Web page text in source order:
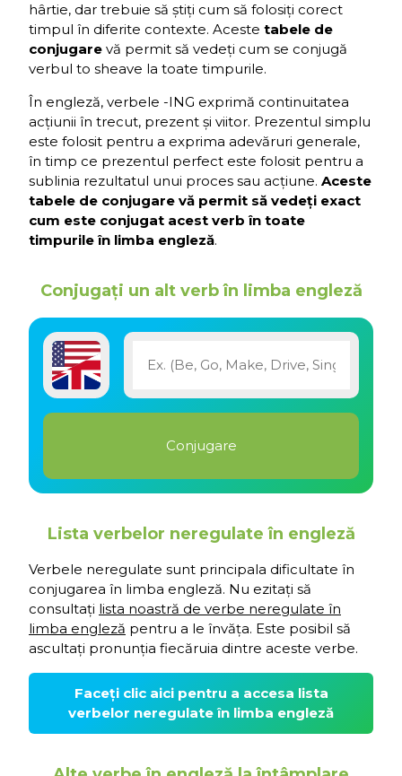
hârtie, dar trebuie să știți cum să folosiți corect
timpul în diferite contexte. Aceste tabele de
conjugare vă permit să vedeți cum se conjugă
verbul to sheave la toate timpurile.
În engleză, verbele -ING exprimă continuitatea
acțiunii în trecut, prezent și viitor. Prezentul simplu
este folosit pentru a exprima adevăruri generale,
în timp ce prezentul perfect este folosit pentru a
sublinia rezultatul unui proces sau acțiune. Aceste
tabele de conjugare vă permit să vedeți exact
cum este conjugat acest verb în toate
timpurile în limba engleză.
Conjugați un alt verb în limba engleză
Lista verbelor neregulate în engleză
Verbele neregulate sunt principala dificultate în
conjugarea în limba engleză. Nu ezitați să
consultați lista noastră de verbe neregulate în
limba engleză pentru a le învăța. Este posibil să
ascultați pronunția fiecăruia dintre aceste verbe.
Faceți clic aici pentru a accesa lista
verbelor neregulate în limba engleză